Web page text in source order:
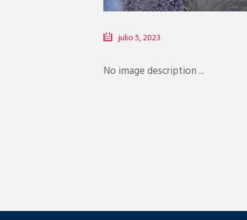
julio 5, 2023
No image description ...